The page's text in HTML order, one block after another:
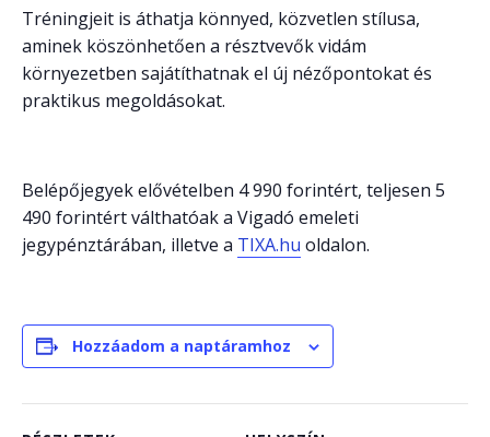
Tréningjeit is áthatja könnyed, közvetlen stílusa,
aminek köszönhetően a résztvevők vidám
környezetben sajátíthatnak el új nézőpontokat és
praktikus megoldásokat.
Belépőjegyek elővételben 4 990 forintért, teljesen 5
490 forintért válthatóak a Vigadó emeleti
jegypénztárában, illetve a TIXA.hu oldalon.
Hozzáadom a naptáramhoz